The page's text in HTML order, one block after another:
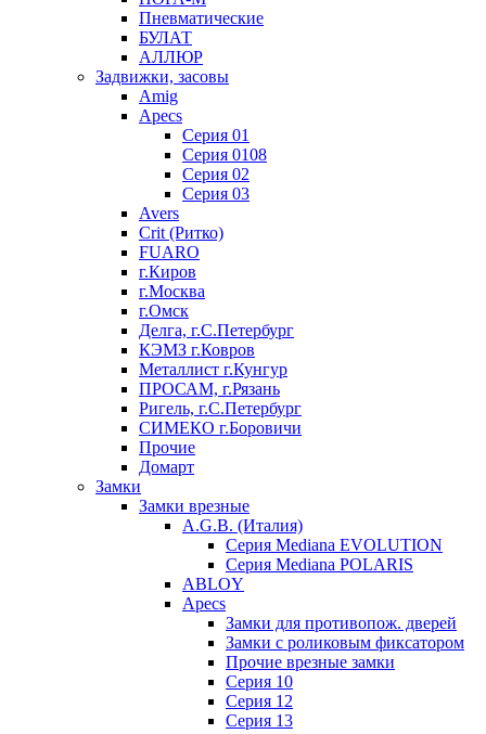
Пневматические
БУЛАТ
АЛЛЮР
Задвижки, засовы
Amig
Apecs
Серия 01
Серия 0108
Серия 02
Серия 03
Avers
Crit (Ритко)
FUARO
г.Киров
г.Москва
г.Омск
Делга, г.С.Петербург
КЭМЗ г.Ковров
Металлист г.Кунгур
ПРОСАМ, г.Рязань
Ригель, г.С.Петербург
СИМЕКО г.Боровичи
Прочие
Домарт
Замки
Замки врезные
A.G.B. (Италия)
Серия Mediana EVOLUTION
Серия Mediana POLARIS
ABLOY
Apecs
Замки для противопож. дверей
Замки с роликовым фиксатором
Прочие врезные замки
Серия 10
Серия 12
Серия 13